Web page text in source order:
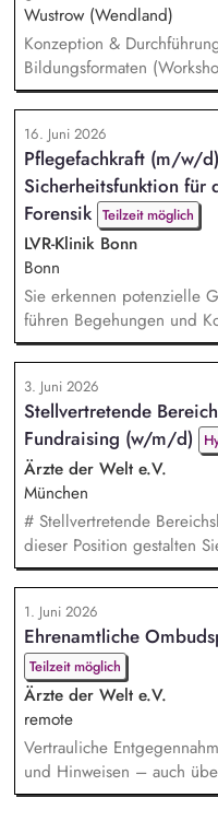
Wustrow (Wendland)
Konzeption &
Bildungsformaten
von der Idee bis zur
Zusammenarbeit mit
Ausland, Mitarbeit in
Fördermitteln.
Standards in unserer
16. Juni 2026
Pflegefachkraft (m/w/
Sicherheitsfunktion für
Forensik Teilzeit möglich
LVR-Klinik Bonn
Bonn
Sie erkennen potenzielle
führen Begehungen und
geeignete Maßnahmen
Beobachtungen
nachhaltig Sicherheits-
Funktion arbeiten Sie eng
Feuerwehr und der
3. Juni 2026
Stellvertretende
Fundraising (w/m/d)
Ärzte der Welt e.V.
München
# Stellvertretende
dieser Position gestalten
Bereichsleitung die
Fundraisings und
Steuerungsaufgaben in
Schwerpunkt Ihrer
Weiterentwicklung des
Weiterentwicklung des
1. Juni 2026
Ehrenamtliche
Teilzeit möglich
Ärzte der Welt e.V.
remote
Vertrauliche
und Hinweisen – auch
Vermittlung bei Konflikten